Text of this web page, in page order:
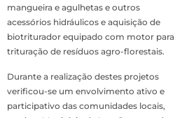
mangueira e agulhetas e outros
acessórios hidráulicos e aquisição de
biotriturador equipado com motor para
trituração de resíduos agro-florestais.
Durante a realização destes projetos
verificou-se um envolvimento ativo e
participativo das comunidades locais,